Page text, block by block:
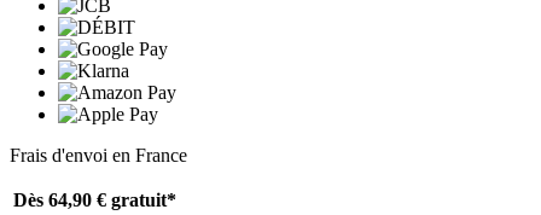
Frais d'envoi en France
Dès 64,90 € gratuit*